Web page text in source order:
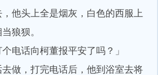
头上全是烟灰，白色的西服上
狼狈。
话向柯董报平安了吗？」
，打完电话后，他到浴室去将